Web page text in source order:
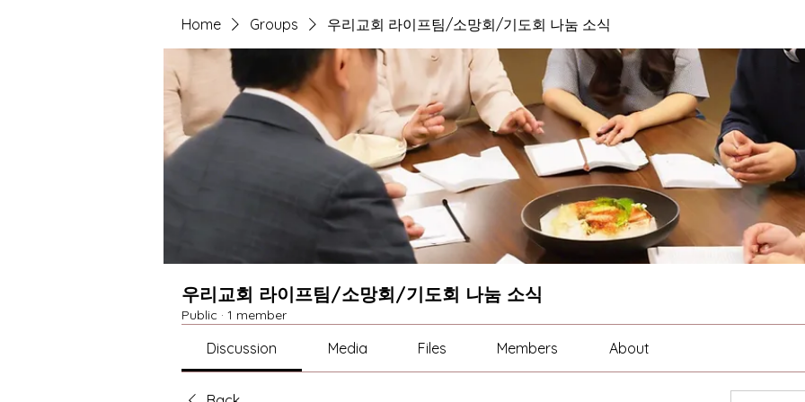
Home Groups 우리교회 라이프팀/소망회/기도회 나눔 소식
우리교회 라이프팀/소망회/기도회 나눔 소식
Public · 1 member
Discussion Media Files Members About